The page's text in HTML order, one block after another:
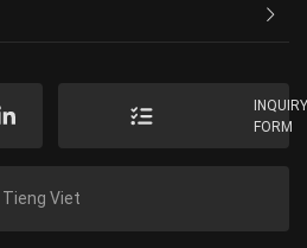
FORM
Tieng Viet